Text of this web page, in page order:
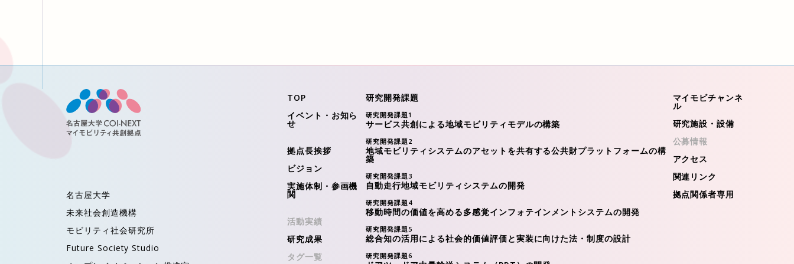
TOP
イベント・お知ら
せ
拠点長挨拶
ビジョン
実施体制・参画機
関
活動実績
研究成果
タグ一覧
研究開発課題
研究開発課題1
サービス共創による地域モビリティモデルの構築
研究開発課題2
地域モビリティシステムのアセットを共有する公共財プラットフォームの構
築
研究開発課題3
自動走行地域モビリティシステムの開発
研究開発課題4
移動時間の価値を⾼める多感覚インフォテインメントシステムの開発
研究開発課題5
総合知の活用による社会的価値評価と実装に向けた法・制度の設計
研究開発課題6
マイモビチャンネ
ル
研究施設・設備
公募情報
アクセス
関連リンク
拠点関係者専用
名古屋大学
未来社会創造機構
モビリティ社会研究所
Future Society Studio